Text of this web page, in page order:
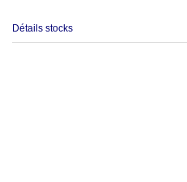
Détails stocks